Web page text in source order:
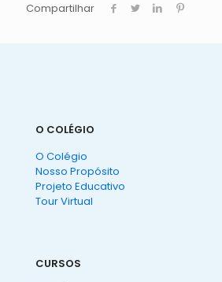
Compartilhar
O COLÉGIO
O Colégio
Nosso Propósito
Projeto Educativo
Tour Virtual
CURSOS